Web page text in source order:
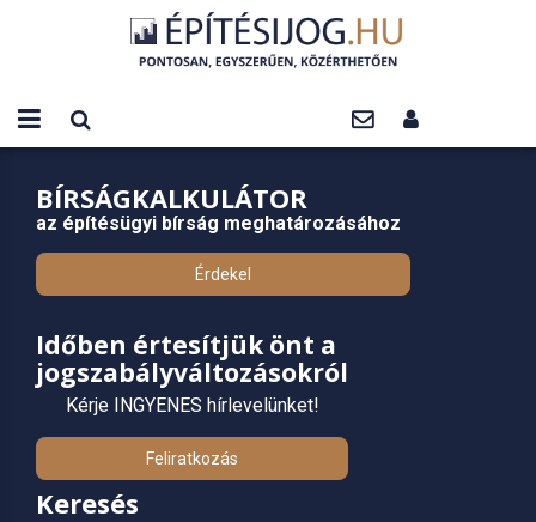
BÍRSÁGKALKULÁTOR
az építésügyi bírság meghatározásához
Érdekel
Időben értesítjük önt a
jogszabályváltozásokról
Kérje INGYENES hírlevelünket!
Feliratkozás
Keresés